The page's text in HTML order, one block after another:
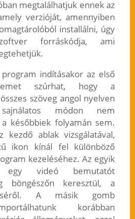
megtalálhatjuk ennek az
verzióját, amennyiben
installálni, úgy
forráskódja, ami
indításakor az első
szúrhat, hogy a
szöveg angol nyelven
módon nem
későbbiek folyamán sem.
kezdő ablak vizsgálatával,
ikon kínál fel különböző
kezeléséhez. Az egyik
egy videó bemutatót
böngészőn keresztül, a
A másik gomb
korábban